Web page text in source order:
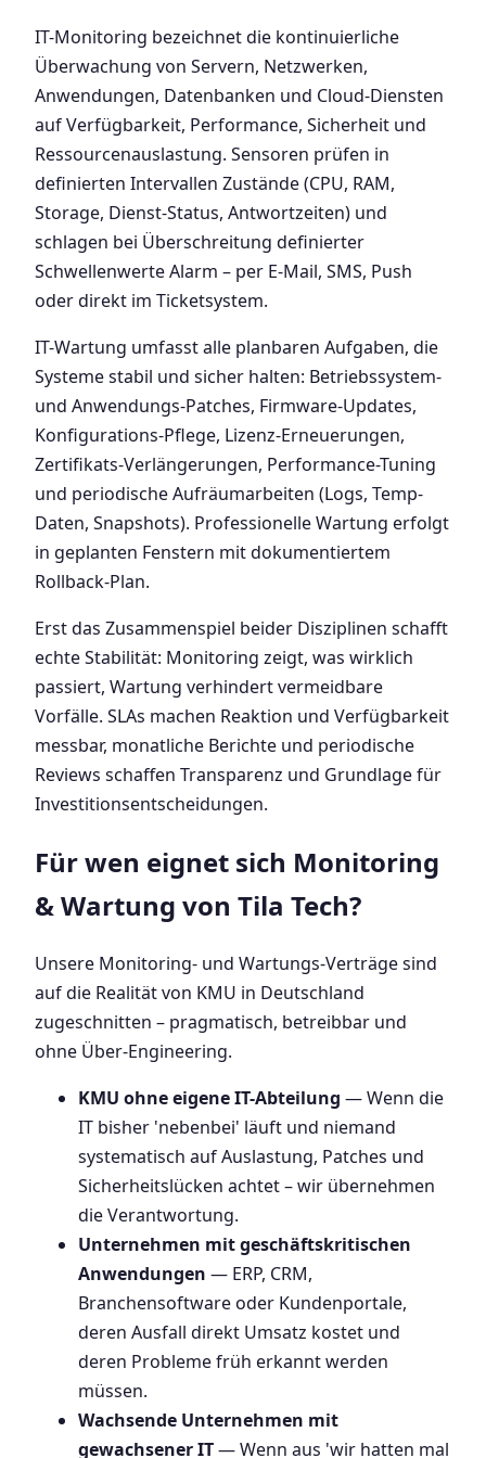
IT-Monitoring bezeichnet die kontinuierliche
Überwachung von Servern, Netzwerken,
Anwendungen, Datenbanken und Cloud-Diensten
auf Verfügbarkeit, Performance, Sicherheit und
Ressourcenauslastung. Sensoren prüfen in
definierten Intervallen Zustände (CPU, RAM,
Storage, Dienst-Status, Antwortzeiten) und
schlagen bei Überschreitung definierter
Schwellenwerte Alarm – per E-Mail, SMS, Push
oder direkt im Ticketsystem.
IT-Wartung umfasst alle planbaren Aufgaben, die
Systeme stabil und sicher halten: Betriebssystem-
und Anwendungs-Patches, Firmware-Updates,
Konfigurations-Pflege, Lizenz-Erneuerungen,
Zertifikats-Verlängerungen, Performance-Tuning
und periodische Aufräumarbeiten (Logs, Temp-
Daten, Snapshots). Professionelle Wartung erfolgt
in geplanten Fenstern mit dokumentiertem
Rollback-Plan.
Erst das Zusammenspiel beider Disziplinen schafft
echte Stabilität: Monitoring zeigt, was wirklich
passiert, Wartung verhindert vermeidbare
Vorfälle. SLAs machen Reaktion und Verfügbarkeit
messbar, monatliche Berichte und periodische
Reviews schaffen Transparenz und Grundlage für
Investitionsentscheidungen.
Für wen eignet sich Monitoring
& Wartung von Tila Tech?
Unsere Monitoring- und Wartungs-Verträge sind
auf die Realität von KMU in Deutschland
zugeschnitten – pragmatisch, betreibbar und
ohne Über-Engineering.
KMU ohne eigene IT-Abteilung — Wenn die
IT bisher 'nebenbei' läuft und niemand
systematisch auf Auslastung, Patches und
Sicherheitslücken achtet – wir übernehmen
die Verantwortung.
Unternehmen mit geschäftskritischen
Anwendungen — ERP, CRM,
Branchensoftware oder Kundenportale,
deren Ausfall direkt Umsatz kostet und
deren Probleme früh erkannt werden
müssen.
Wachsende Unternehmen mit
gewachsener IT— Wenn aus 'wir hatten mal